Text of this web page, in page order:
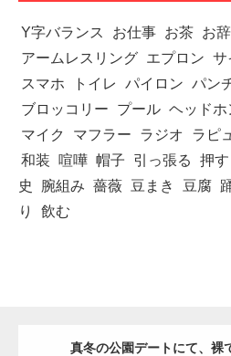
Y字バランス お仕事 お茶 お
アームレスリング エプロン サ
スマホ
トイレ パイロン パン
ブロッコリー
プール ヘッドホ
マイク
マフラー ラジオ ラピ
和装
喧嘩 帽子 引っ張る 押す
史
腕組み 薔薇 豆まき 豆腐
り
飲む
真冬の公園デートにて、裸